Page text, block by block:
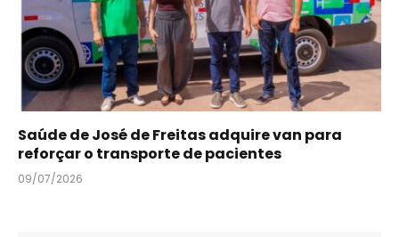
Saúde de José de Freitas adquire van para
reforçar o transporte de pacientes
09/07/2026